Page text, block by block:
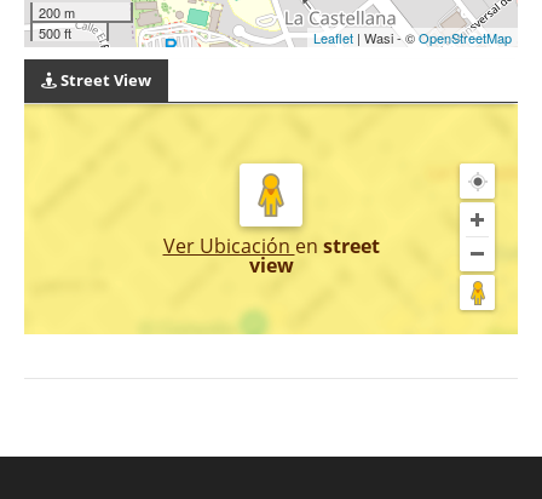
200 m
500 ft
Leaflet | Wasi - ©OpenStreetMap
Street View
Ver Ubicación en street
view